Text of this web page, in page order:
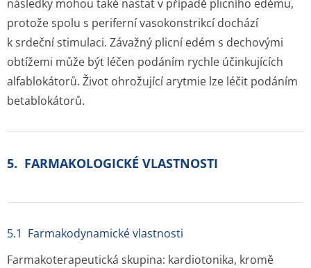
následky mohou také nastat v případě plicního edému,
protože spolu s periferní vasokonstrikcí dochází
k srdeční stimulaci. Závažný plicní edém s dechovými
obtížemi může být léčen podáním rychle účinkujících
alfablokátorů. Život ohrožující arytmie lze léčit podáním
betablokátorů.
5. FARMAKOLOGICKÉ VLASTNOSTI
5.1 Farmakodynamické vlastnosti
Farmakoterapeutická skupina: kardiotonika, kromě